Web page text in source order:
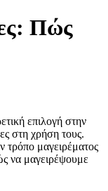
Πώς
επιλογή στην
στη χρήση τους.
τρόπο μαγειρέματος
να μαγειρέψουμε